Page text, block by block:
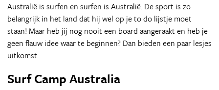
Australië is surfen en surfen is Australië. De sport is zo
belangrijk in het land dat hij wel op je to do lijstje moet
staan! Maar heb jij nog nooit een board aangeraakt en heb je
geen flauw idee waar te beginnen? Dan bieden een paar lesjes
uitkomst.
Surf Camp Australia